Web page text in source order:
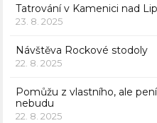
Tatrování v Kamenici nad
23. 8. 2025
Návštěva Rockové stodoly
22. 8. 2025
Pomůžu z vlastního, ale
nebudu
22. 8. 2025